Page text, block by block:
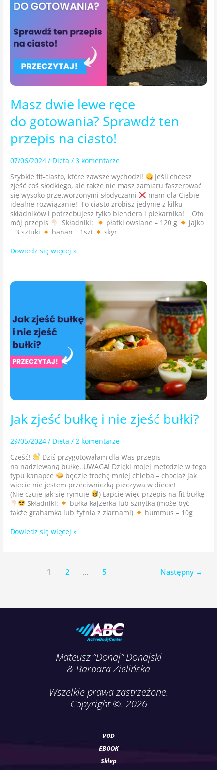
Masz dwie lewe ręce
do gotowania? Sprawdź ten
przepis na ciasto!
07/06/2024/ Dieta /3 komentarze
Szybkie fit-ciasto, które zawsze wychodzi!
Jeśli chcesz
zjeść coś słodkiego, ale także nie masz zamiaru faszerować
się wysoko przetworzonymi słodyczami
mam dla Ciebie
idealne rozwiązanie! To ciasto zrobisz jedynie z kilku
składników i potrzebujesz tylko blendera i piekarnika! Oto
mój przepis
Składniki: płatki owsiane – 120 g
jajko
– 3 sztuki
banan – 1szt skyr
do gotowania?
ten
przepis
na ciasto!
Dowiedz się więcej »
Jak zjeść bułkę i nie zjeść bułki?
29/05/2024/ Dieta /2 komentarze
Cześć!
Dziś przygotowałam dla Was przepis
na nadziewaną bułkę. UWAGA! Dzięki mojej metodzie w tego
typu kanapce
będzie trochę mniej chleba – chociaż jak
wiecie nie jestem przeciwniczką pieczywa w diecie!
(Nie czuje jak się rymuje
) Łapcie więc przepis na fit bułkę
Składniki:
bułka kajzerka lub sznytka (może być
także grahamka lub żytnia z ziarnami)
hummus – 10g
Jak
i nie zjeść
bułki?
Dowiedz się więcej »
1 2 … 5 Następny →
Mateusz “Donaj” Donajski
& Barbara Zielińska
Wszelkie prawa zastrzeżone.
Copyright ©. 2026
VOD
EBOOK
Sklep